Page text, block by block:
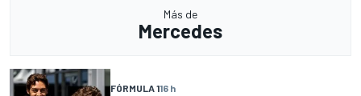
Más de
Mercedes
FÓRMULA 116 h